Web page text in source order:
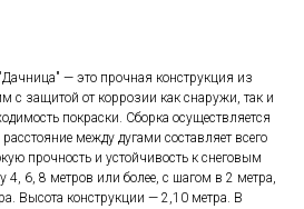
— это прочная конструкция из
с защитой от коррозии как снаружи, так и
покраски. Сборка осуществляется
между дугами составляет всего
прочность и устойчивость к снеговым
4, 6, 8 метров или более, с шагом в 2 метра,
Высота конструкции — 2,10 метра. В